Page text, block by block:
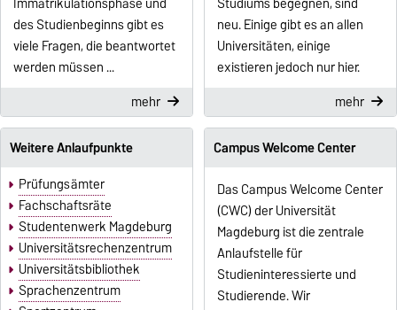
des Studienbeginns gibt es
viele Fragen, die beantwortet
werden müssen ...
mehr
neu. Einige gibt es an allen
Universitäten, einige
existieren jedoch nur hier.
mehr
Weitere Anlaufpunkte
Prüfungsämter
Fachschaftsräte
Studentenwerk Magdeburg
Universitätsrechenzentrum
Universitätsbibliothek
Sprachenzentrum
Campus Welcome Center
Das Campus Welcome Center
(CWC) der Universität
Magdeburg ist die zentrale
Anlaufstelle für
Studieninteressierte und
Studierende. Wir